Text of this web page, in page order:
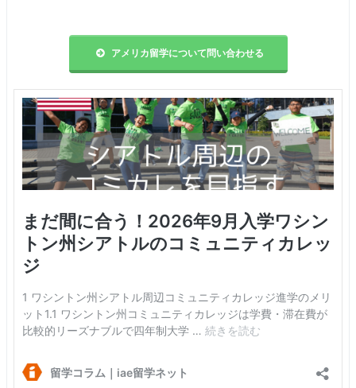
アメリカ留学について問い合わせる